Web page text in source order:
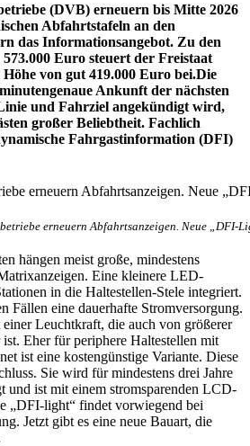
(DVB) erneuern bis Mitte 2026
Abfahrtstafeln an den
das Informationsangebot. Zu den
Euro steuert der Freistaat
von gut 419.000 Euro bei.Die
Ankunft der nächsten
und Fahrziel angekündigt wird,
großer Beliebtheit. Fachlich
Fahrgastinformation (DFI)
erneuern Abfahrtsanzeigen. Neue
hängen meist große, mindestens
Eine kleinere LED-
in die Haltestellen-Stele integriert.
Fällen eine dauerhafte Stromversorgung.
Leuchtkraft, die auch von größerer
Eher für periphere Haltestellen mit
ist eine kostengünstige Variante. Diese
Sie wird für mindestens drei Jahre
und ist mit einem stromsparenden LCD-
„DFI-light“ findet vorwiegend bei
Jetzt gibt es eine neue Bauart, die